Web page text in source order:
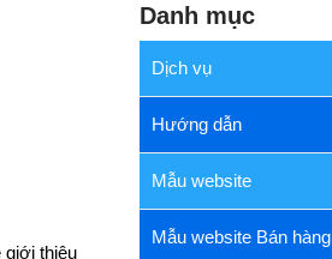
giới thiệu
Danh mục
Dịch vụ
Hướng dẫn
Mẫu website
Mẫu website Bán hàng